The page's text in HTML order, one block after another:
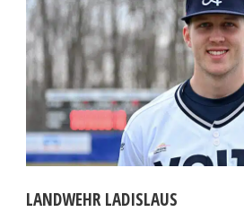
LANDWEHR LADISLAUS